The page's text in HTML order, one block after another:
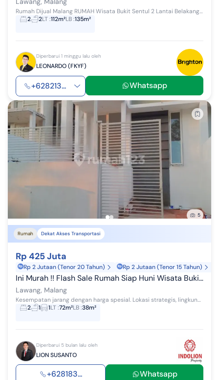
Rumah Dijual Malang RUMAH Wisata Bukit Sentul 2 Lantai Belakang View Taman Bukit Sentul Luas Tanah 112 m2 (7 x 16) Luas Lantai 2 ( 7 x 6 ) Loss...
2
2LT:112m²LB:135m²
Diperbarui 1 minggu lalu oleh
LEONARDO (FKYF)
+628213... Whatsapp
5
Rumah Dekat Akses Transportasi
Rp 425 Juta
Rp 2 Jutaan (Tenor 20 Tahun) Rp 2 Jutaan (Tenor 15 Tahun)
Ini Murah !! Flash Sale Rumah Siap Huni Wisata Bukit Sentul, Lawang - Malang
Lawang, Malang
Kesempatan jarang dengan harga spesial. Lokasi strategis, lingkungan asri, dan siap langsung ditempati. INI MURAH !! FLASH SALE NEGO Lokasi Strate...
2
1 1LT:72m²LB:38m²
Diperbarui 5 bulan lalu oleh
LION SUSANTO
+628183... Whatsapp